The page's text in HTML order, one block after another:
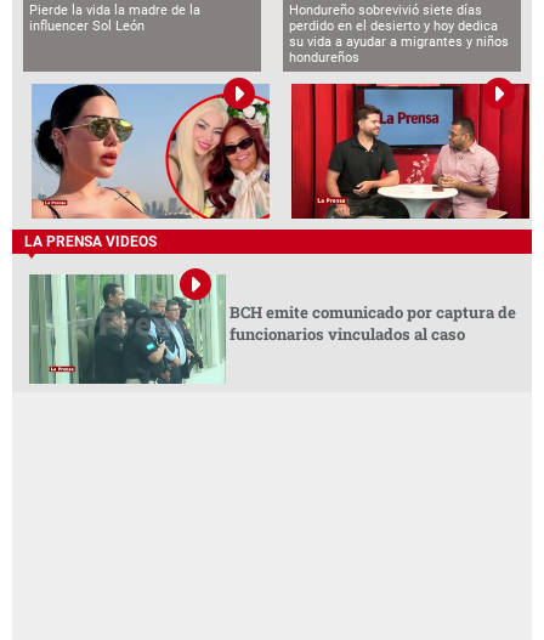
Pierde la vida la madre de la
influencer Sol León
Hondureño sobrevivió siete días
perdido en el desierto y hoy dedica
su vida a ayudar a migrantes y niños
hondureños
LA PRENSA VIDEOS
BCH emite comunicado por captura de
funcionarios vinculados al caso